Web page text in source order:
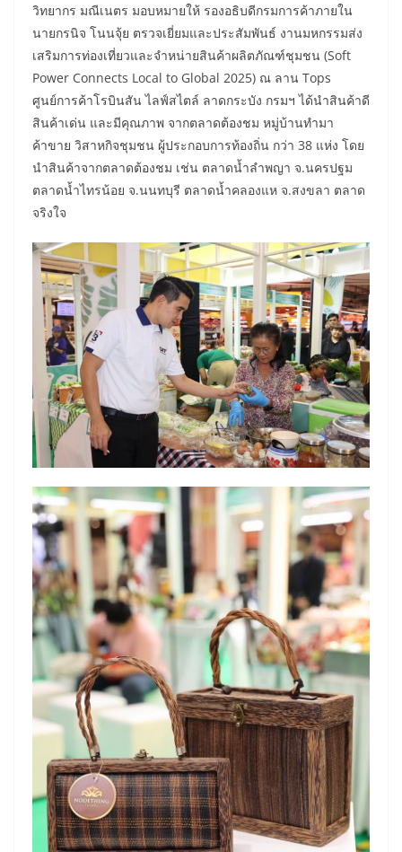
วิทยากร มณีเนตร มอบหมายให้ รองอธิบดีกรมการค้าภายใน
นายกรนิจ โนนจุ้ย ตรวจเยี่ยมและประสัมพันธ์ งานมหกรรมส่ง
เสริมการท่องเที่ยวและจำหน่ายสินค้าผลิตภัณฑ์ชุมชน (Soft
Power Connects Local to Global 2025) ณ ลาน Tops
ศูนย์การค้าโรบินสัน ไลฟ์สไตล์ ลาดกระบัง กรมฯ ได้นำสินค้าดี
สินค้าเด่น และมีคุณภาพ จากตลาดต้องชม หมู่บ้านทำมา
ค้าขาย วิสาหกิจชุมชน ผู้ประกอบการท้องถิ่น กว่า 38 แห่ง โดย
นำสินค้าจากตลาดต้องชม เช่น ตลาดน้ำลำพญา จ.นครปฐม
ตลาดน้ำไทรน้อย จ.นนทบุรี ตลาดน้ำคลองแห จ.สงขลา ตลาด
จริงใจ